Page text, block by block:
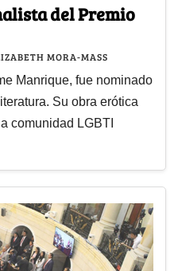
del Premio
MORA-MASS
Manrique, fue nominado
Su obra erótica
comunidad LGBTI